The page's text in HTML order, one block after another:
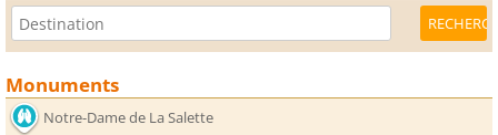
Monuments
Notre-Dame de La Salette